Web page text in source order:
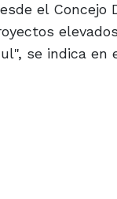
el Concejo
se indica en